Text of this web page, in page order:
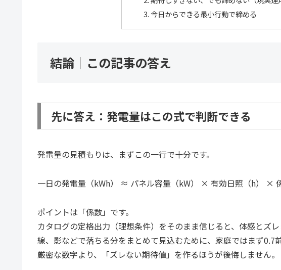
今日からできる最小行動で締める
結論｜この記事の答え
先に答え：発電量はこの式で判断できる
発電量の見積もりは、まずこの一行で十分です。
一日の発電量（kWh） ≈ パネル容量（kW） × 有効日照（h） ×
ポイントは「係数」です。
カタログの定格出力（理想条件）をそのまま信じると、体感とズ
線、影などで落ちる分をまとめて見込むために、家庭ではまず0.7
厳密な数字より、「ズレない期待値」を作るほうが後悔しません。